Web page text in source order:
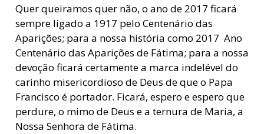
Quer queiramos quer não, o ano de 2017 ficará
sempre ligado a 1917 pelo Centenário das
Aparições; para a nossa história como 2017  Ano
Centenário das Aparições de Fátima; para a nossa
devoção ficará certamente a marca indelével do
carinho misericordioso de Deus de que o Papa
Francisco é portador. Ficará, espero e espero que
perdure, o mimo de Deus e a ternura de Maria, a
Nossa Senhora de Fátima.